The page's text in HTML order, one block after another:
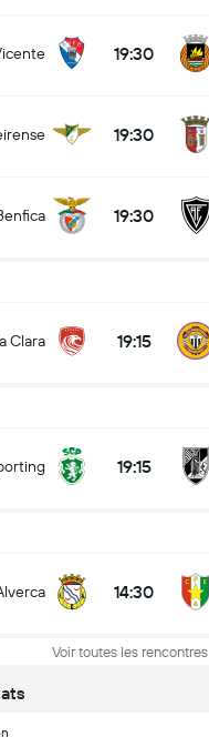
19:30
19:30
19:30
Clara 19:15
19:15
14:30
Voir toutes les rencontres